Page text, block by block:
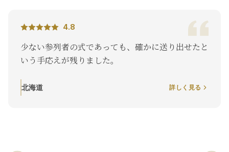
4.8
少ない参列者の式であっても、確かに送り出せたと
いう手応えが残りました。
北海道 詳しく見る